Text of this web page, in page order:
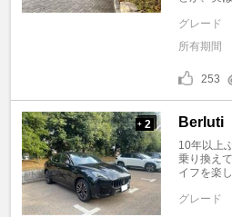
グレード
所有期間
253
+ 2 Berluti
10年以上
乗り換え
イフを楽
グレード